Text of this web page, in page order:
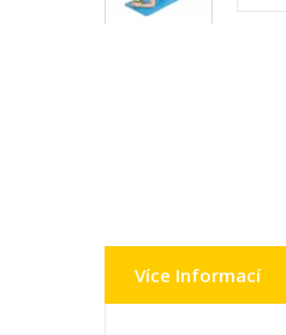
Více Informací